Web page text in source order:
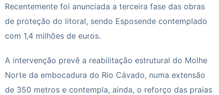
Recentemente foi anunciada a terceira fase das obras
de proteção do litoral, sendo Esposende contemplado
com 1,4 milhões de euros.
A intervenção prevê a reabilitação estrutural do Molhe
Norte da embocadura do Rio Cávado, numa extensão
de 350 metros e contempla, ainda, o reforço das praias